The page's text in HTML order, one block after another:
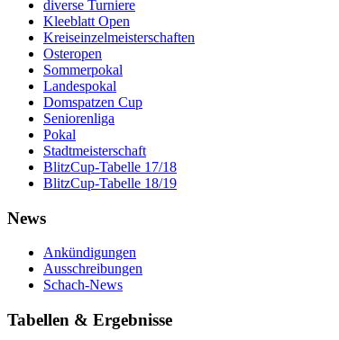
diverse Turniere
Kleeblatt Open
Kreiseinzelmeisterschaften
Osteropen
Sommerpokal
Landespokal
Domspatzen Cup
Seniorenliga
Pokal
Stadtmeisterschaft
BlitzCup-Tabelle 17/18
BlitzCup-Tabelle 18/19
News
Ankündigungen
Ausschreibungen
Schach-News
Tabellen & Ergebnisse